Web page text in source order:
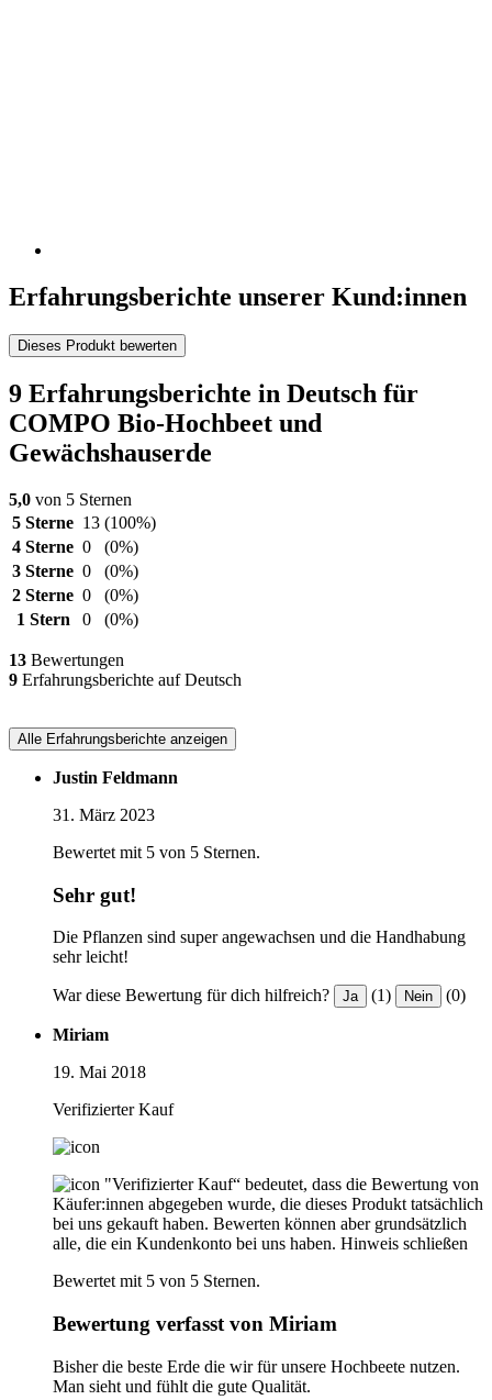
Erfahrungsberichte unserer Kund:innen
Dieses Produkt bewerten
9 Erfahrungsberichte in Deutsch für
COMPO Bio-Hochbeet und
Gewächshauserde
5,0 von 5 Sternen
5 Sterne 13 (100%)
4 Sterne 0
(0%)
3 Sterne 0
(0%)
2 Sterne 0
(0%)
1 Stern
0 (0%)
13 Bewertungen
9 Erfahrungsberichte auf Deutsch
Alle Erfahrungsberichte anzeigen
Justin Feldmann
31. März 2023
Bewertet mit 5 von 5 Sternen.
Sehr gut!
Die Pflanzen sind super angewachsen und die Handhabung
sehr leicht!
War diese Bewertung für dich hilfreich? Ja (1) Nein (0)
Miriam
19. Mai 2018
Verifizierter Kauf
"Verifizierter Kauf“ bedeutet, dass die Bewertung von
Käufer:innen abgegeben wurde, die dieses Produkt tatsächlich
bei uns gekauft haben. Bewerten können aber grundsätzlich
alle, die ein Kundenkonto bei uns haben. Hinweis schließen
Bewertet mit 5 von 5 Sternen.
Bewertung verfasst von Miriam
Bisher die beste Erde die wir für unsere Hochbeete nutzen.
Man sieht und fühlt die gute Qualität.